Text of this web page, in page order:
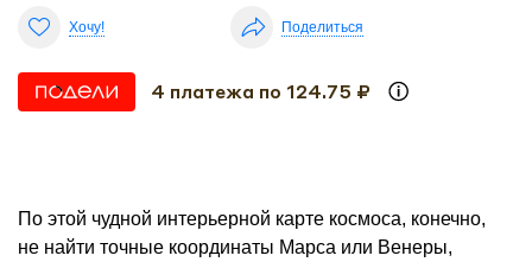
Хочу! Поделиться
4 платежа по 124.75 ₽
По этой чудной интерьерной карте космоса, конечно,
не найти точные координаты Марса или Венеры,